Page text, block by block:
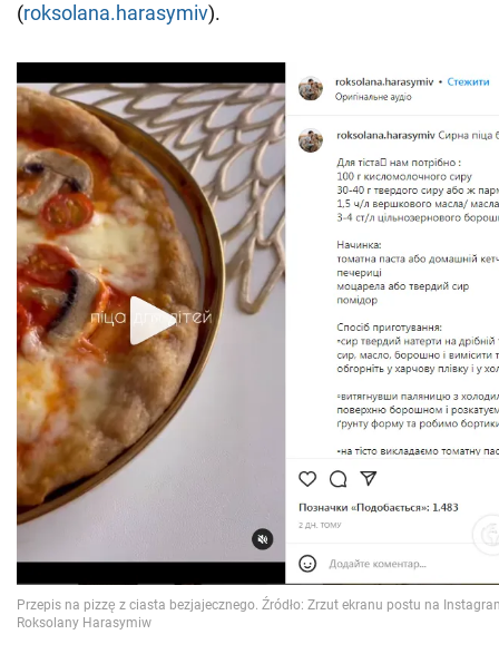
(roksolana.harasymiv).